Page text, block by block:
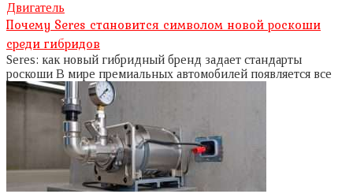
Двигатель
Почему Seres становится символом новой роскоши
среди гибридов
Seres: как новый гибридный бренд задает стандарты
роскоши В мире премиальных автомобилей появляется все